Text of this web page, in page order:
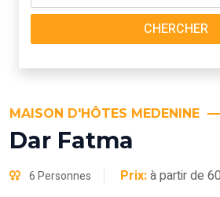
CHERCHER
MAISON D'HÔTES MEDENINE
Dar Fatma
6 Personnes Prix:à partir de